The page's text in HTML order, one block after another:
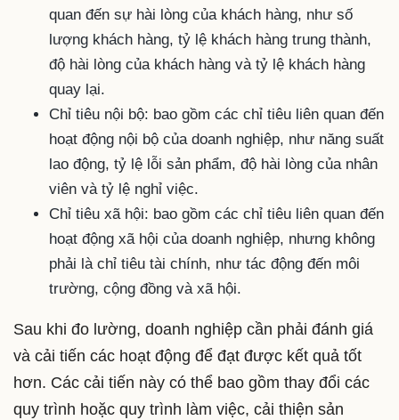
quan đến sự hài lòng của khách hàng, như số
lượng khách hàng, tỷ lệ khách hàng trung thành,
độ hài lòng của khách hàng và tỷ lệ khách hàng
quay lại.
Chỉ tiêu nội bộ: bao gồm các chỉ tiêu liên quan đến
hoạt động nội bộ của doanh nghiệp, như năng suất
lao động, tỷ lệ lỗi sản phẩm, độ hài lòng của nhân
viên và tỷ lệ nghỉ việc.
Chỉ tiêu xã hội: bao gồm các chỉ tiêu liên quan đến
hoạt động xã hội của doanh nghiệp, nhưng không
phải là chỉ tiêu tài chính, như tác động đến môi
trường, cộng đồng và xã hội.
Sau khi đo lường, doanh nghiệp cần phải đánh giá
và cải tiến các hoạt động để đạt được kết quả tốt
hơn. Các cải tiến này có thể bao gồm thay đổi các
quy trình hoặc quy trình làm việc, cải thiện sản